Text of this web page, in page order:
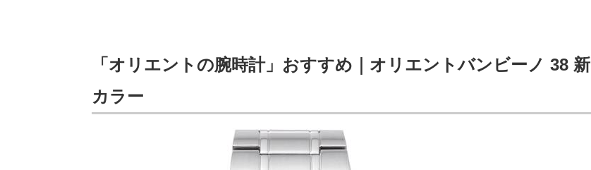
「オリエントの腕時計」おすすめ｜オリエントバンビーノ 38 新
カラー